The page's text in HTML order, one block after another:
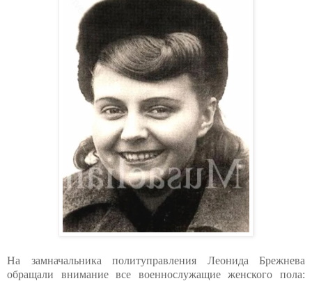
На замначальника политуправления Леонида Брежнева
обращали внимание все военнослужащие женского пола: